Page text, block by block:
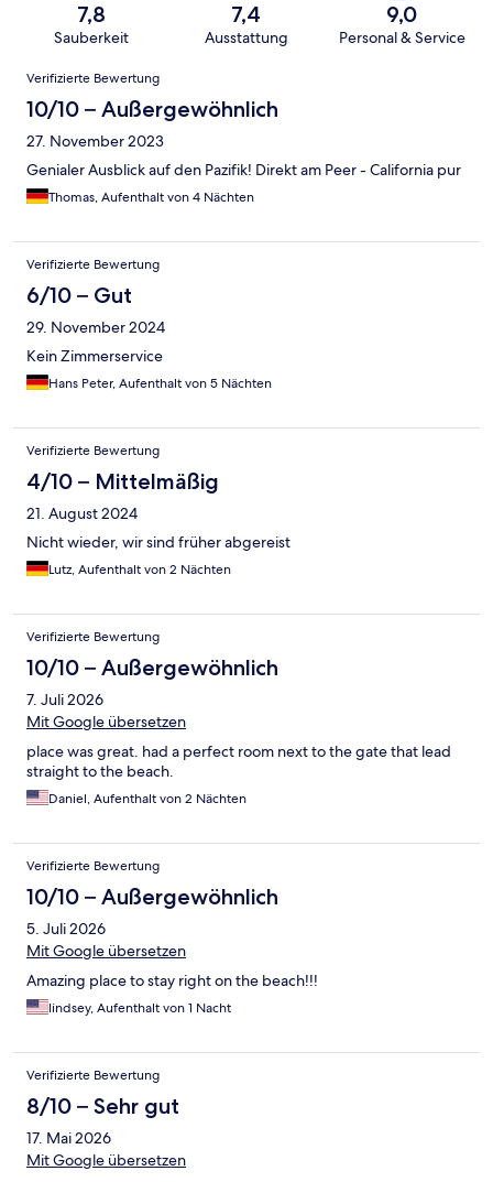
7,8
Sauberkeit
7,4
Ausstattung
9,0
Personal & Service
Bewertungen
Verifizierte Bewertung
10/10 – Außergewöhnlich
27. November 2023
Genialer Ausblick auf den Pazifik! Direkt am Peer - California pur
Thomas, Aufenthalt von 4 Nächten
Verifizierte Bewertung
6/10 – Gut
29. November 2024
Kein Zimmerservice
Hans Peter, Aufenthalt von 5 Nächten
Verifizierte Bewertung
4/10 – Mittelmäßig
21. August 2024
Nicht wieder, wir sind früher abgereist
Lutz, Aufenthalt von 2 Nächten
Verifizierte Bewertung
10/10 – Außergewöhnlich
7. Juli 2026
Mit Google übersetzen
place was great. had a perfect room next to the gate that lead
straight to the beach.
Daniel, Aufenthalt von 2 Nächten
Verifizierte Bewertung
10/10 – Außergewöhnlich
5. Juli 2026
Mit Google übersetzen
Amazing place to stay right on the beach!!!
lindsey, Aufenthalt von 1 Nacht
Verifizierte Bewertung
8/10 – Sehr gut
17. Mai 2026
Mit Google übersetzen